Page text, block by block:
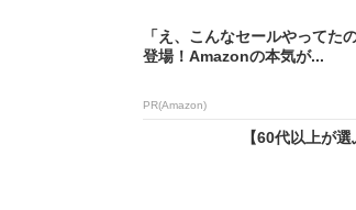
「え、こんなセールやってた
登場！Amazonの本気が...
PR(Amazon)
【60代以上が